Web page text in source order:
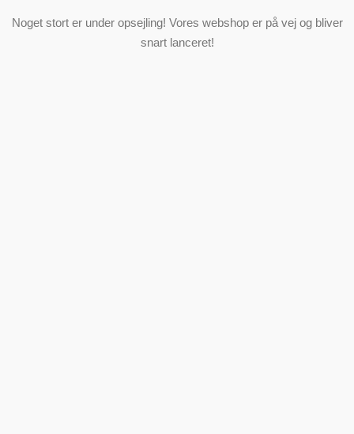
Noget stort er under opsejling! Vores webshop er på vej og bliver
snart lanceret!